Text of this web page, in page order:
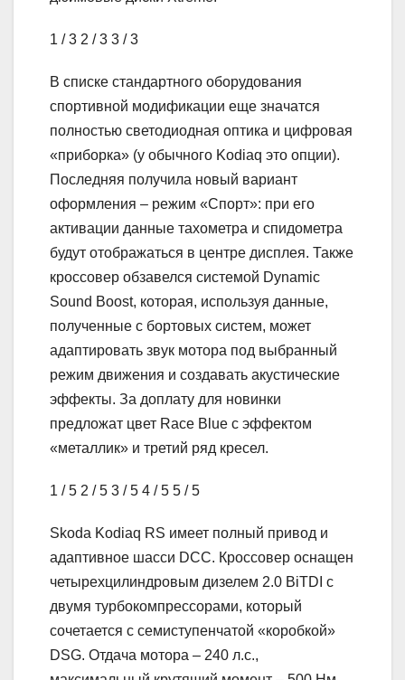
1 / 3 2 / 3 3 / 3
В списке стандартного оборудования
спортивной модификации еще значатся
полностью светодиодная оптика и цифровая
«приборка» (у обычного Kodiaq это опции).
Последняя получила новый вариант
оформления – режим «Спорт»: при его
активации данные тахометра и спидометра
будут отображаться в центре дисплея. Также
кроссовер обзавелся системой Dynamic
Sound Boost, которая, используя данные,
полученные с бортовых систем, может
адаптировать звук мотора под выбранный
режим движения и создавать акустические
эффекты. За доплату для новинки
предложат цвет Race Blue с эффектом
«металлик» и третий ряд кресел.
1 / 5 2 / 5 3 / 5 4 / 5 5 / 5
Skoda Kodiaq RS имеет полный привод и
адаптивное шасси DCC. Кроссовер оснащен
четырехцилиндровым дизелем 2.0 BiTDI с
двумя турбокомпрессорами, который
сочетается с семиступенчатой «коробкой»
DSG. Отдача мотора – 240 л.с.,